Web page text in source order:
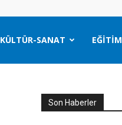
KÜLTÜR-SANAT EĞITIM
Son Haberler